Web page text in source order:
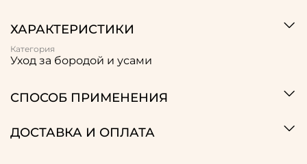
ХАРАКТЕРИСТИКИ
Категория
Уход за бородой и усами
СПОСОБ ПРИМЕНЕНИЯ
ДОСТАВКА И ОПЛАТА